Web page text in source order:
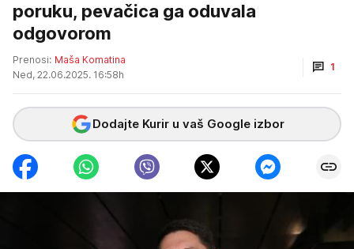
poruku, pevačica ga oduvala
odgovorom
Prenosi: Maša Komatina
Ned, 22.06.2025. 16:58h
1
Dodajte Kurir u vaš Google izbor